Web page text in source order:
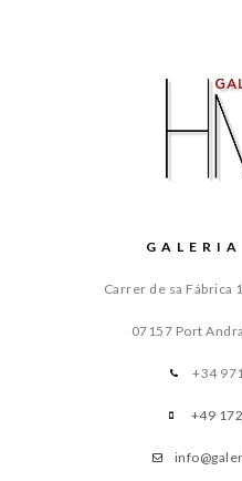
Carrer de sa Fábrica
07157 Port
+34
+49